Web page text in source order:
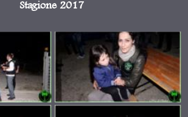
Stagione 2017